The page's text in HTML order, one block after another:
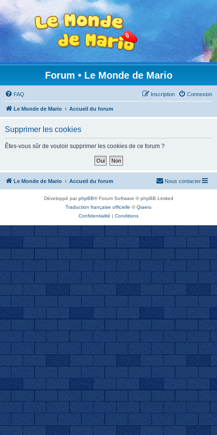
Forum • Le Monde de Mario
FAQ Connexion
Inscription
Le Monde de Mario Accueil du forum
Supprimer les cookies
Êtes-vous sûr de vouloir supprimer les cookies de ce forum ?
Le Monde de Mario Accueil du forum Nous contacter
Développé parphpBB® Forum Software © phpBB Limited
Traduction française officielle ©Qiaeru
Confidentialité | Conditions